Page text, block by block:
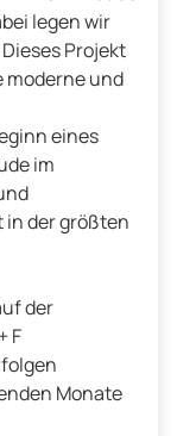
legen wir
Projekt
moderne und
eines
im
der größten
der
F
Monate